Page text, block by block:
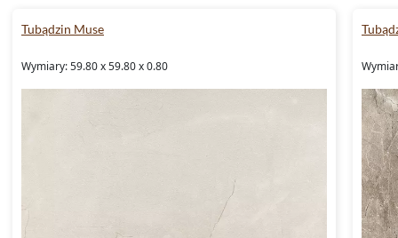
Tubądzin Muse
Wymiary: 59.80 x 59.80 x 0.80